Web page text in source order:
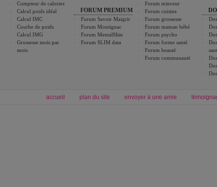
Compteur de calories
Calcul poids idéal
Calcul IMC
Courbe de poids
Calcul IMG
Grossesse mois par
mois
FORUM PREMIUM
Forum Savoir Maigrir
Forum Montignac
Forum MentalSlim
Forum SLIM data
Forum minceur
Forum cuisine
Forum grossesse
Forum maman bébé
Forum psycho
Forum forme santé
Forum beauté
Forum communauté
accueil plan du site envoyer à une amie